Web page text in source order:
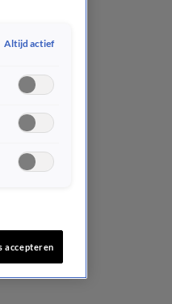
Altijd actief
accepteren